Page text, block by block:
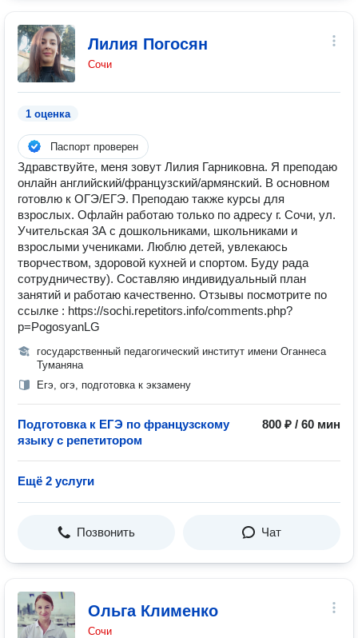
Лилия Погосян
Сочи
1 оценка
Паспорт проверен
Здравствуйте, меня зовут Лилия Гарниковна. Я преподаю
онлайн английский/французский/армянский. В основном
готовлю к ОГЭ/ЕГЭ. Преподаю также курсы для
взрослых. Офлайн работаю только по адресу г. Сочи, ул.
Учительская 3А с дошкольниками, школьниками и
взрослыми учениками. Люблю детей, увлекаюсь
творчеством, здоровой кухней и спортом. Буду рада
сотрудничеству). Составляю индивидуальный план
занятий и работаю качественно. Отзывы посмотрите по
ссылке : https://sochi.repetitors.info/comments.php?
p=PogosyanLG
государственный педагогический институт имени Оганнеса
Туманяна
Егэ, огэ, подготовка к экзамену
Подготовка к ЕГЭ по французскому
языку с репетитором
800 ₽ / 60 мин
Ещё 2 услуги
Позвонить Чат
Ольга Клименко
Сочи